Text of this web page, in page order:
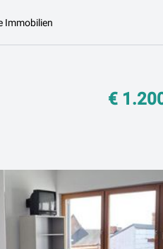
Immobilien
€